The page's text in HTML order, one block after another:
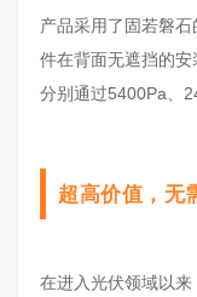
产品采用了固若磐石
件在背面无遮挡的
分别通过5400Pa、
超高价值，无
在进入光伏领域以